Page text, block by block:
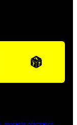
concepto informático